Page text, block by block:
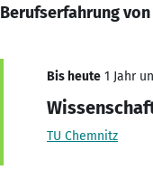
Berufserfahrung
Bis heute 1 Jahr
TU Chemnitz